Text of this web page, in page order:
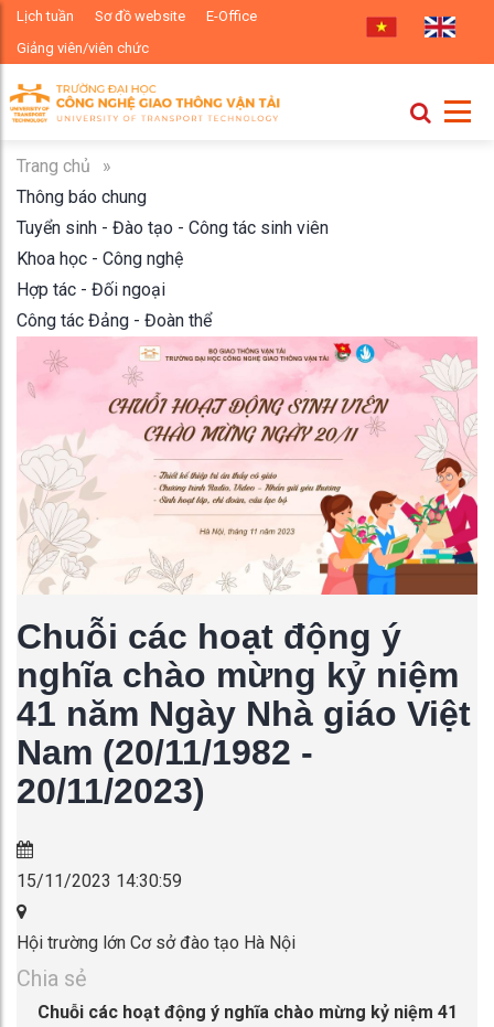
Lịch tuần Sơ đồ website
E-Office
Giảng viên/viên chức
Trang chủ
»
Thông báo chung
Tuyển sinh - Đào tạo - Công tác sinh viên
Khoa học - Công nghệ
Hợp tác - Đối ngoại
Công tác Đảng - Đoàn thể
Chuỗi các hoạt động ý
nghĩa chào mừng kỷ niệm
41 năm Ngày Nhà giáo Việt
Nam (20/11/1982 -
20/11/2023)
15/11/2023 14:30:59
Hội trường lớn Cơ sở đào tạo Hà Nội
Chia sẻ
Chuỗi các hoạt động ý nghĩa chào mừng kỷ niệm 41